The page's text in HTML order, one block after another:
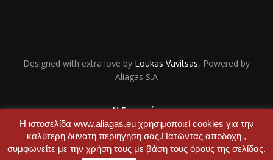
Designed with extra love by Loukas Vavitsas, Powered by
Aliagas S.A
Η Εταιρεία
Επικοινωνία
Η ιστοσελίδα www.aliagas.eu χρησιμοποιεί cookies για την
καλύτερη δυνατή περιήγηση σας.Πατώντας αποδοχή ,
συμφωνείτε με την χρήση τους με βάση τους όρους της σελίδας.